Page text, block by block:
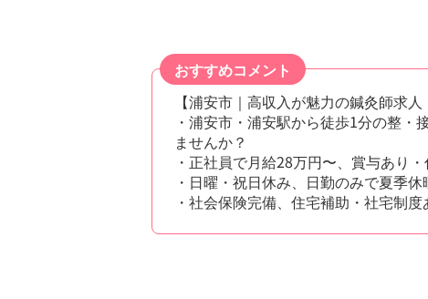
おすすめコメント
【浦安市｜高収入が魅力の鍼灸師求人
・浦安市・浦安駅から徒歩1分の整
ませんか？
・正社員で月給28万円〜、賞与あり
・日曜・祝日休み、日勤のみで夏季
・社会保険完備、住宅補助・社宅制